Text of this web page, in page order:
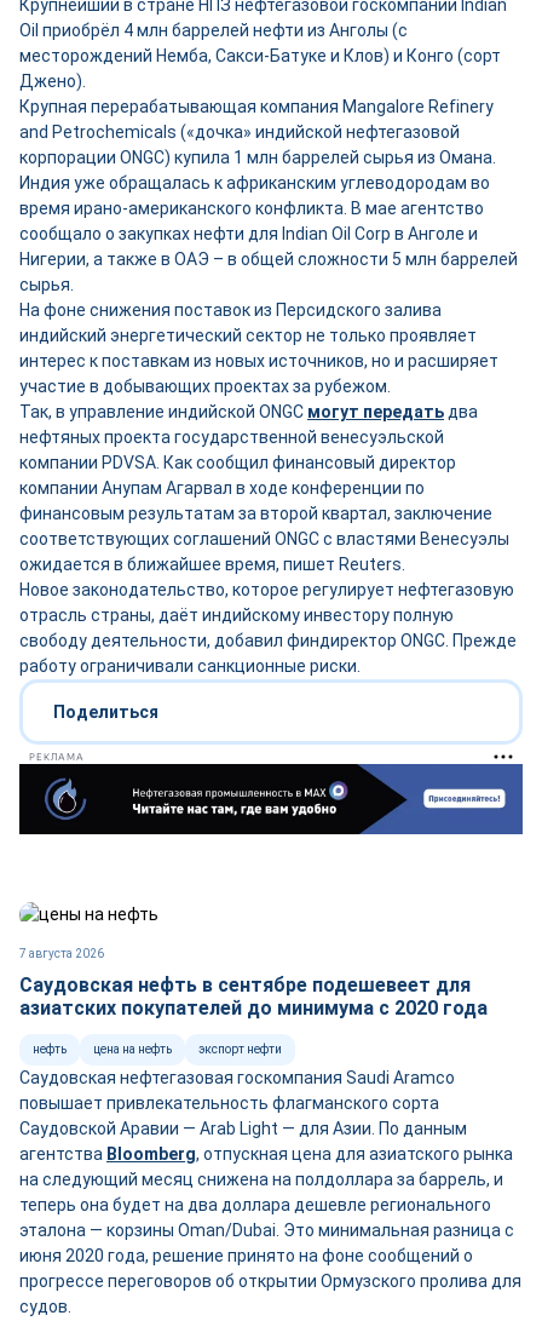
Крупнейший в стране НПЗ нефтегазовой госкомпании Indian
Oil приобрёл 4 млн баррелей нефти из Анголы (с
месторождений Немба, Сакси-Батуке и Клов) и Конго (сорт
Джено).
Крупная перерабатывающая компания Mangalore Refinery
and Petrochemicals («дочка» индийской нефтегазовой
корпорации ONGC) купила 1 млн баррелей сырья из Омана.
Индия уже обращалась к африканским углеводородам во
время ирано-американского конфликта. В мае агентство
сообщало о закупках нефти для Indian Oil Corp в Анголе и
Нигерии, а также в ОАЭ – в общей сложности 5 млн баррелей
сырья.
На фоне снижения поставок из Персидского залива
индийский энергетический сектор не только проявляет
интерес к поставкам из новых источников, но и расширяет
участие в добывающих проектах за рубежом.
Так, в управление индийской ONGC могут передать два
нефтяных проекта государственной венесуэльской
компании PDVSA. Как сообщил финансовый директор
компании Анупам Агарвал в ходе конференции по
финансовым результатам за второй квартал, заключение
соответствующих соглашений ONGC с властями Венесуэлы
ожидается в ближайшее время, пишет Reuters.
Новое законодательство, которое регулирует нефтегазовую
отрасль страны, даёт индийскому инвестору полную
свободу деятельности, добавил финдиректор ONGC. Прежде
работу ограничивали санкционные риски.
Поделиться
РЕКЛАМА
7 августа 2026
Саудовская нефть в сентябре подешевеет для
азиатских покупателей до минимума с 2020 года
нефть цена на нефть экспорт нефти
Саудовская нефтегазовая госкомпания Saudi Aramco
повышает привлекательность флагманского сорта
Саудовской Аравии — Arab Light — для Азии. По данным
агентства Bloomberg, отпускная цена для азиатского рынка
на следующий месяц снижена на полдоллара за баррель, и
теперь она будет на два доллара дешевле регионального
эталона — корзины Oman/Dubai. Это минимальная разница с
июня 2020 года, решение принято на фоне сообщений о
прогрессе переговоров об открытии Ормузского пролива для
судов.